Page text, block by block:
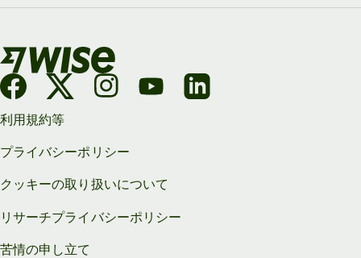
利用規約等
プライバシーポリシー
クッキーの取り扱いについて
リサーチプライバシーポリシー
苦情の申し立て